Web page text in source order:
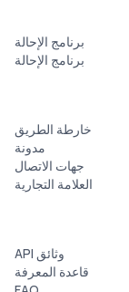
برنامج الإحالة
برنامج الإحالة
خارطة الطريق
مدونة
جهات الاتصال
العلامة التجارية
وثائق API
قاعدة المعرفة